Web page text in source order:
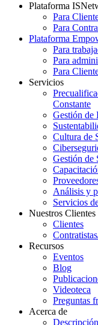
Plataforma
Para
Para
Plataforma
Para
Para
Para
Servicios
Constante
Gestión de
Cultura de
Gestión de
Análisis y
Servicios
Nuestros Clientes
Clientes
Recursos
Eventos
Blog
Videoteca
Preguntas
Acerca de